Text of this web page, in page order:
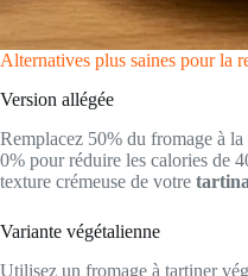
Alternatives plus saines pour la
Version allégée
Remplacez 50% du fromage à
0% pour réduire les calories de
texture crémeuse de votre
Variante végétalienne
Utilisez un fromage à tartiner